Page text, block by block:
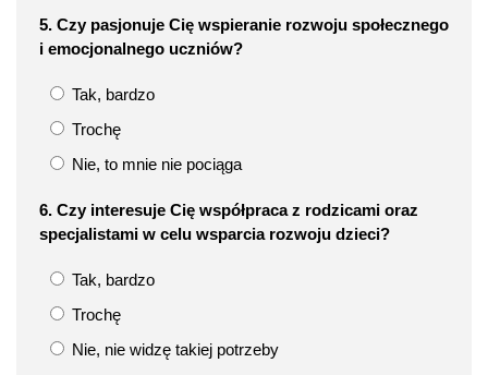
5. Czy pasjonuje Cię wspieranie rozwoju społecznego
i emocjonalnego uczniów?
Tak, bardzo
Trochę
Nie, to mnie nie pociąga
6. Czy interesuje Cię współpraca z rodzicami oraz
specjalistami w celu wsparcia rozwoju dzieci?
Tak, bardzo
Trochę
Nie, nie widzę takiej potrzeby